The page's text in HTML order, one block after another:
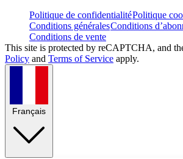
Politique de confidentialitéPolitique
Conditions généralesConditions
Conditions de vente
This site is protected by reCAPTCHA, and
Policy and Terms of Service apply.
Français